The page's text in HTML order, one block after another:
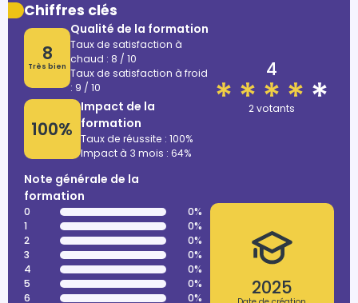
Chiffres clés
8
Très bien
Qualité de la formation
Taux de satisfaction à
chaud : 8 / 10
Taux de satisfaction à froid
: 9 / 10
100%
Impact de la
formation
Taux de réussite : 100%
Impact à 3 mois : 64%
Note générale de la
formation
0
0%
1
0%
2
0%
3
0%
4
0%
5
0%
6
0%
4
2 votants
2025